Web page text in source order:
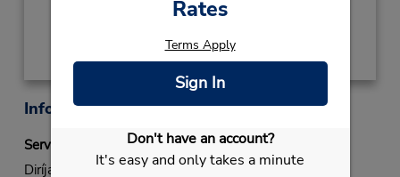
Rates
Terms Apply
Sign In
Don't have an account?
It's easy and only takes a minute
Información sobre la oficina
Servicio Fastbreak
Diríjase al mostrador de Budget. Utilice la línea para